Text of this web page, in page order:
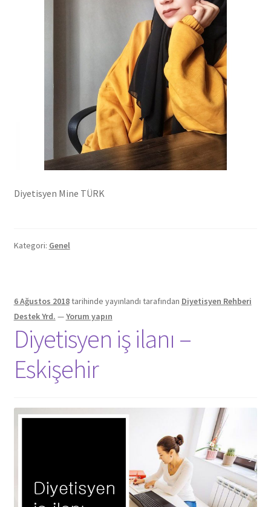
Diyetisyen Mine TÜRK
Kategori: Genel
6 Ağustos 2018tarihinde yayınlandı tarafından Diyetisyen Rehberi
Destek Yrd. —Yorum yapın
Diyetisyen iş ilanı –
Eskişehir